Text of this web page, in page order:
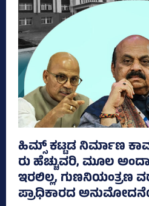
ಹಿಮ್ಸ್‌ ಕಟ್ಟಡ ನಿರ್ಮಾಣ
ರು ಹೆಚ್ಚುವರಿ, ಮೂಲ
ಇರಲಿಲ್ಲ, ಗುಣನಿಯಂತ್ರಣ
ಪ್ರಾಧಿಕಾರದ